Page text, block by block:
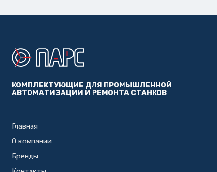
КОМПЛЕКТУЮЩИЕ ДЛЯ ПРОМЫШЛЕННОЙ
АВТОМАТИЗАЦИИ И РЕМОНТА СТАНКОВ
Главная
О компании
Бренды